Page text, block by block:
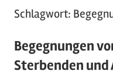
Mensch
Schlagwort:
Begegnungen
Sterbenden und